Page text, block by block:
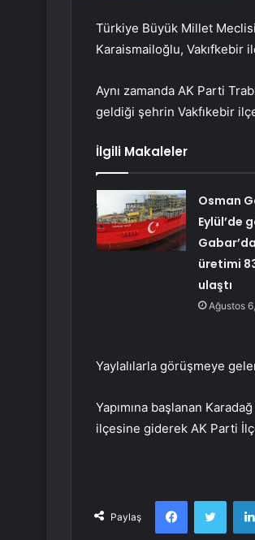
Türkiye Büyük Millet Meclisi
Karaismailoğlu, Vakıfkebir
Aynı zamanda AK Parti
geldiği şehrin Vakfıkebir
İlgili Makaleler
Osman
Eylül’de
üretimi
ulaştı
Ağustos
Yaylalılarla görüşmeye
Yapımına başlanan
ilçesine giderek AK Parti
Paylaş
Facebook